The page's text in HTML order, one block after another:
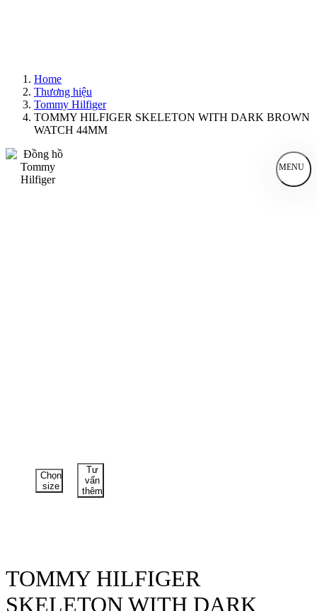
Home
Thương hiệu
Tommy Hilfiger
TOMMY HILFIGER SKELETON WITH DARK BROWN
WATCH 44MM
MENU
Chọn
size
Tư
vấn
thêm
TOMMY HILFIGER
SKELETON WITH DARK